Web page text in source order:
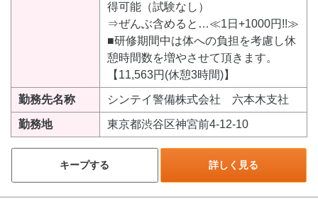
得可能（試験なし）
⇒ぜんぶ含めると…≪1日+1000円!!≫
■研修期間中は体への負担を考慮し休
憩時間数を増やさせて頂きます。
【11,563円(休憩3時間)】
勤務先名称 シンテイ警備株式会社 六本木支社
勤務地 東京都渋谷区神宮前4-12-10
キープする 詳しく見る